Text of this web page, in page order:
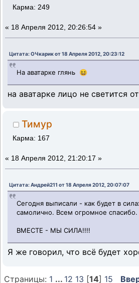
Карма: 249
« 18 Апреля 2012, 20:26:54 »
Цитата: ОЧкарик от 18 Апреля 2012, 20:23:12
На аватарке глянь 😆
на аватарке лицо не светится
Тимур
Карма: 167
« 18 Апреля 2012, 21:20:17 »
Цитата: Андрей211 от 18 Апреля 2012, 20:07:07
Сегодня выписали - как будет в
самолично. Всем огромное спасибо.
ВМЕСТЕ - МЫ СИЛА!!!!
Я же говорил, что всё будет
Страницы: 1 ... 12 13 [14] 15